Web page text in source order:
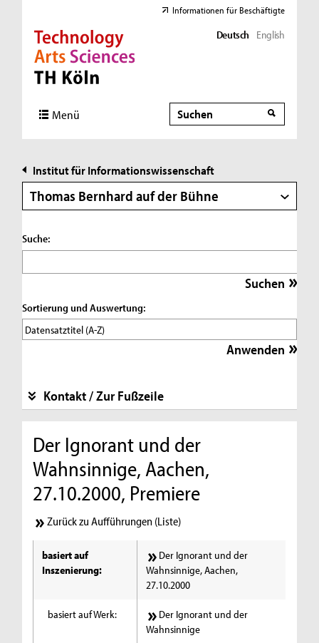
Direkt zur Hauptnavigation
Direkt zur Subnavigation
Direkt zum Inhalt
Direkt zum Fußbereich
Informationen für Beschäftigte
Deutsch English
Menü Suche
Suche
Institut für Informationswissenschaft
Thomas Bernhard auf der Bühne
Suche:
Sortierung und Auswertung:
Kontakt / Zur Fußzeile
Der Ignorant und der
Wahnsinnige, Aachen,
27.10.2000, Premiere
Zurück zu Aufführungen (Liste)
basiert auf
Inszenierung:
Der Ignorant und der
Wahnsinnige, Aachen,
27.10.2000
basiert auf Werk:
Der Ignorant und der
Wahnsinnige